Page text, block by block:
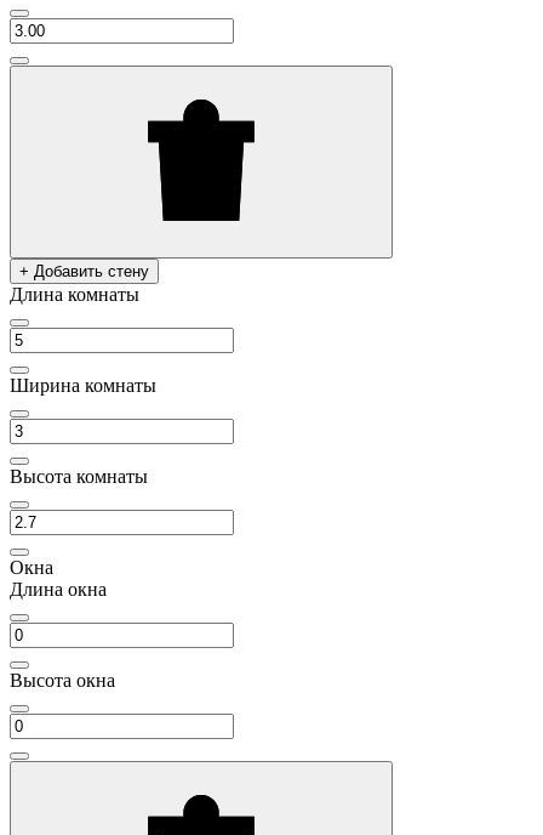
+ Добавить стену
Длина комнаты
Ширина комнаты
Высота комнаты
Окна
Длина окна
Высота окна